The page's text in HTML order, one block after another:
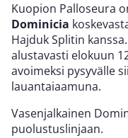
Kuopion Palloseura
Dominicia
Hajduk Splitin
alustavasti elokuun
avoimeksi pysyvälle
lauantaiaamuna.
Vasenjalkainen
puolustuslinjaan.